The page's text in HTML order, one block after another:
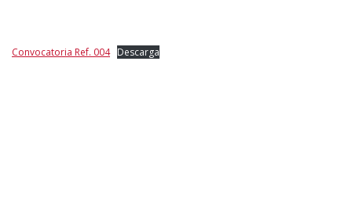
Convocatoria Ref. 004 Descarga